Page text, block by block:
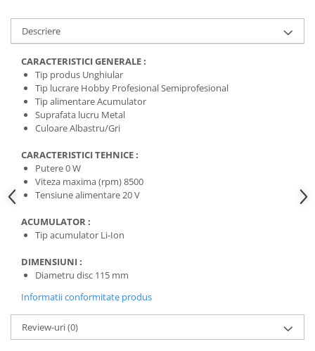
Veste
Descriere
CARACTERISTICI GENERALE :
Tip produs Unghiular
Tip lucrare Hobby Profesional Semiprofesional
Tip alimentare Acumulator
Suprafata lucru Metal
Culoare Albastru/Gri
CARACTERISTICI TEHNICE :
Putere 0 W
Viteza maxima (rpm) 8500
Tensiune alimentare 20 V
ACUMULATOR :
Tip acumulator Li-Ion
DIMENSIUNI :
Diametru disc 115 mm
Informatii conformitate produs
Review-uri(0)